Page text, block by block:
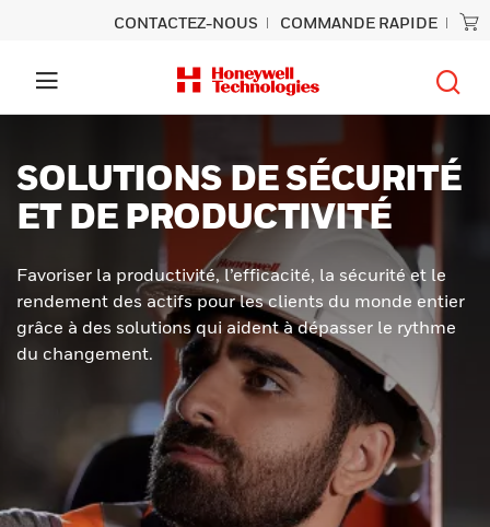
CONTACTEZ-NOUS COMMANDE RAPIDE
SOLUTIONS DE SÉCURITÉ
ET DE PRODUCTIVITÉ
Favoriser la productivité, l’efficacité, la sécurité et le
rendement des actifs pour les clients du monde entier
grâce à des solutions qui aident à dépasser le rythme
du changement.